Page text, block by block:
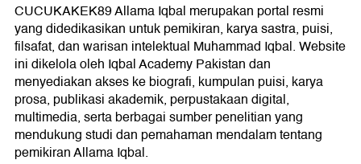
CUCUKAKEK89 Allama Iqbal merupakan portal resmi
yang didedikasikan untuk pemikiran, karya sastra, puisi,
filsafat, dan warisan intelektual Muhammad Iqbal. Website
ini dikelola oleh Iqbal Academy Pakistan dan
menyediakan akses ke biografi, kumpulan puisi, karya
prosa, publikasi akademik, perpustakaan digital,
multimedia, serta berbagai sumber penelitian yang
mendukung studi dan pemahaman mendalam tentang
pemikiran Allama Iqbal.